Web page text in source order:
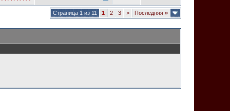
Страница 1 из 11 1 2 3 > Последняя »